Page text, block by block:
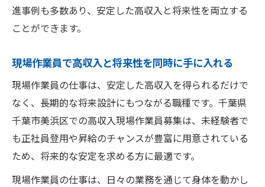
進事例も多数あり、安定した高収入と将来性を両立する
ことができます。
現場作業員で高収入と将来性を同時に手に入れる
現場作業員の仕事は、安定した高収入を得られるだけで
なく、長期的な将来設計にもつながる職種です。千葉県
千葉市美浜区での高収入現場作業員募集は、未経験者で
も正社員登用や昇給のチャンスが豊富に用意されている
ため、将来的な安定を求める方に最適です。
現場作業員の仕事は、日々の業務を通じて身体を動かし